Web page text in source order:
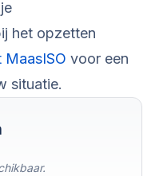
het opzetten
voor een
situatie.